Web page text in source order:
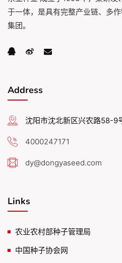
于一体，是具有完整产业链、多
集团。
Address
沈阳市沈北新区兴农路58-9
4000247171
dy@dongyaseed.com
Links
农业农村部种子管理局
中国种子协会网